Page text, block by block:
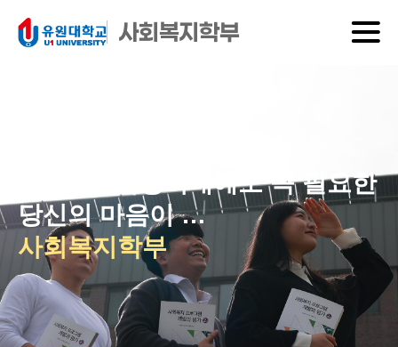
사회복지학부
4차 산업혁명시대에도 꼭 필요한
당신의 마음이
복지현장에서 힘이됩니다!
사회복지학부